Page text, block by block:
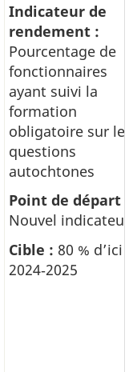
Indicateur de
rendement :
Pourcentage de
fonctionnaires
ayant suivi la
formation
obligatoire sur les
questions
autochtones
Point de départ :
Nouvel indicateur
Cible : 80 % d’ici
2024‑2025